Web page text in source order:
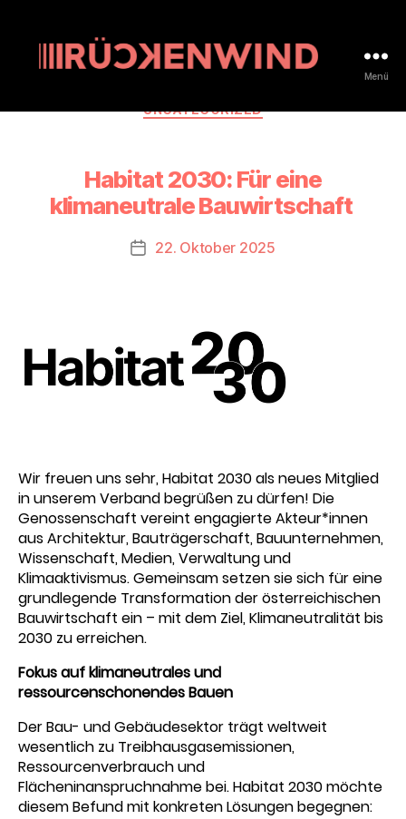
Menü
UNCATEGORIZED
Habitat 2030: Für eine
klimaneutrale Bauwirtschaft
Beitragsdatum
22. Oktober 2025
Wir freuen uns sehr, Habitat 2030 als neues Mitglied
in unserem Verband begrüßen zu dürfen! Die
Genossenschaft vereint engagierte Akteur*innen
aus Architektur, Bauträgerschaft, Bauunternehmen,
Wissenschaft, Medien, Verwaltung und
Klimaaktivismus. Gemeinsam setzen sie sich für eine
grundlegende Transformation der österreichischen
Bauwirtschaft ein – mit dem Ziel, Klimaneutralität bis
2030 zu erreichen.
Fokus auf klimaneutrales und
ressourcenschonendes Bauen
Der Bau- und Gebäudesektor trägt weltweit
wesentlich zu Treibhausgasemissionen,
Ressourcenverbrauch und
Flächeninanspruchnahme bei. Habitat 2030 möchte
diesem Befund mit konkreten Lösungen begegnen: